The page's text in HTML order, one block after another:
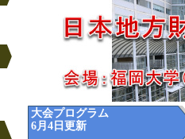
大会プログラム
6月4日更新